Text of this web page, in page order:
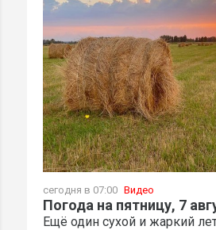
сегодня в 07:00 Видео
Погода на пятницу, 7
Ещё один сухой и жаркий